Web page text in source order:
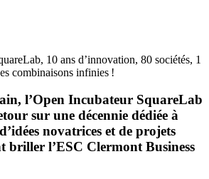
10 ans d’innovation, 80 sociétés, 1
combinaisons infinies !
l’Open Incubateur SquareLab
sur une décennie dédiée à
novatrices et de projets
briller l’ESC Clermont Business